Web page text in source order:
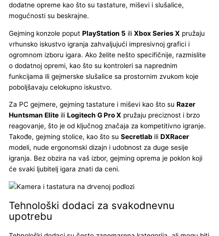
dodatne opreme kao što su tastature, miševi i slušalice,
mogućnosti su beskrajne.
Gejming konzole poput PlayStation 5 ili Xbox Series X pružaju
vrhunsko iskustvo igranja zahvaljujući impresivnoj grafici i
ogromnom izboru igara. Ako želite nešto specifičnije, razmislite
o dodatnoj opremi, kao što su kontroleri sa naprednim
funkcijama ili gejmerske slušalice sa prostornim zvukom koje
poboljšavaju celokupno iskustvo.
Za PC gejmere, gejming tastature i miševi kao što su Razer
Huntsman Elite ili Logitech G Pro X pružaju preciznost i brzo
reagovanje, što je od ključnog značaja za kompetitivno igranje.
Takođe, gejming stolice, kao što su Secretlab ili DXRacer
modeli, nude ergonomski dizajn i udobnost za duge sesije
igranja. Bez obzira na vaš izbor, gejming oprema je poklon koji
će svaki ljubitelj igara znati da ceni.
Tehnološki dodaci za svakodnevnu
upotrebu